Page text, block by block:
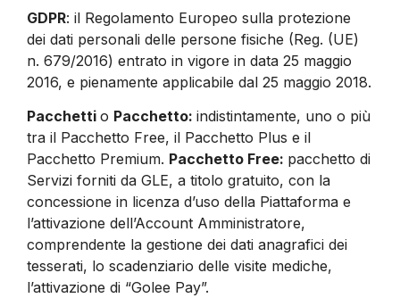
GDPR: il Regolamento Europeo sulla protezione
dei dati personali delle persone fisiche (Reg. (UE)
n. 679/2016) entrato in vigore in data 25 maggio
2016, e pienamente applicabile dal 25 maggio 2018.
Pacchetti o Pacchetto: indistintamente, uno o più
tra il Pacchetto Free, il Pacchetto Plus e il
Pacchetto Premium. Pacchetto Free: pacchetto di
Servizi forniti da GLE, a titolo gratuito, con la
concessione in licenza d’uso della Piattaforma e
l’attivazione dell’Account Amministratore,
comprendente la gestione dei dati anagrafici dei
tesserati, lo scadenziario delle visite mediche,
l’attivazione di “Golee Pay”.